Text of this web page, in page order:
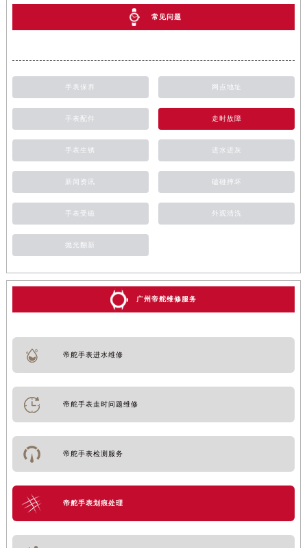
常见问题
手表保养 网点地址
手表配件 走时故障
手表生锈 进水进灰
新闻资讯 磕碰摔坏
手表受磁 外观清洗
抛光翻新
广州帝舵维修服务
帝舵手表进水维修
帝舵手表走时问题维修
帝舵手表检测服务
帝舵手表划痕处理